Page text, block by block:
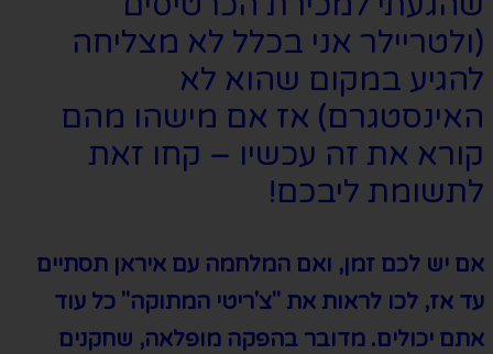
(ולטריילר אני בכלל לא מצליחה
להגיע במקום שהוא לא
האינסטגרם) אז אם מישהו מהם
קורא את זה עכשיו – קחו זאת
לתשומת ליבכם!
אם יש לכם זמן, ואם המלחמה עם איראן תסתיים
עד אז, לכו לראות את "צ'ריטי המתוקה" כל עוד
אתם יכולים. מדובר בהפקה מופלאה, שחקנים